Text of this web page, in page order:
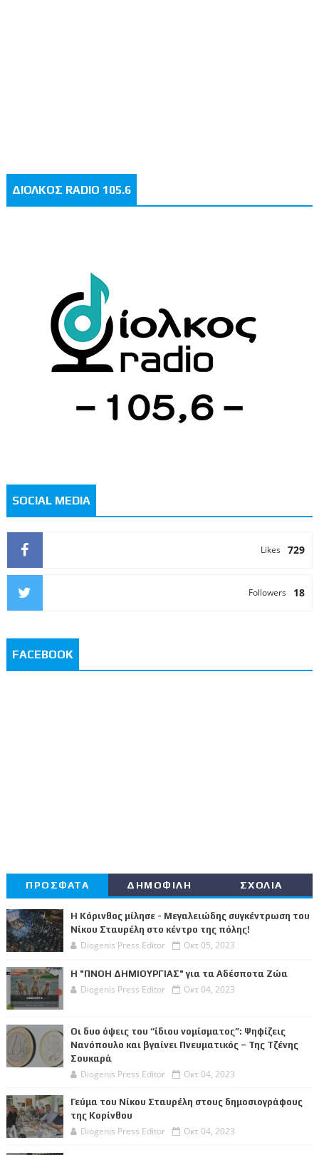
ΔΙΟΛΚΟΣ RADIO 105.6
SOCIAL MEDIA
729
Likes
18
Followers
FACEBOOK
ΠΡΟΣΦΑΤΑ ΔΗΜΟΦΙΛΗ ΣΧΟΛΙΑ
Η Κόρινθος μίλησε - Μεγαλειώδης συγκέντρωση του
Νίκου Σταυρέλη στο κέντρο της πόλης!
Diogenis Press Editor Οκτ 05, 2023
Η "ΠΝΟΗ ΔΗΜΙΟΥΡΓΙΑΣ" για τα Αδέσποτα Ζώα
Diogenis Press Editor Οκτ 04, 2023
Οι δυο όψεις του “ίδιου νομίσματος”: Ψηφίζεις
Νανόπουλο και βγαίνει Πνευματικός – Της Τζένης
Σουκαρά
Diogenis Press Editor Οκτ 04, 2023
Γεύμα του Νίκου Σταυρέλη στους δημοσιογράφους
της Κορίνθου
Diogenis Press Editor Οκτ 04, 2023